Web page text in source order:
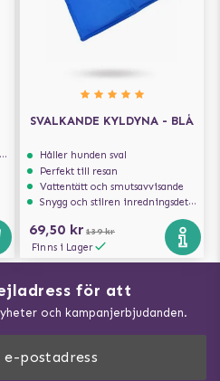
SVALKANDE KYLDYNA - BLÅ
Håller hunden sval
Perfekt till resan
Vattentätt och smutsavvisande
Snygg och stilren inredningsdetalj
69,50 kr 139 kr
Finns i Lager
för att
och kampanjerbjudanden.